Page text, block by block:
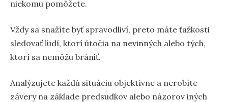
niekomu pomôžete.
Vždy sa snažíte byť spravodliví, preto máte ťažkosti
sledovať ľudí, ktorí útočia na nevinných alebo tých,
ktorí sa nemôžu brániť.
Analýzujete každú situáciu objektívne a nerobíte
závery na základe predsudkov alebo názorov iných